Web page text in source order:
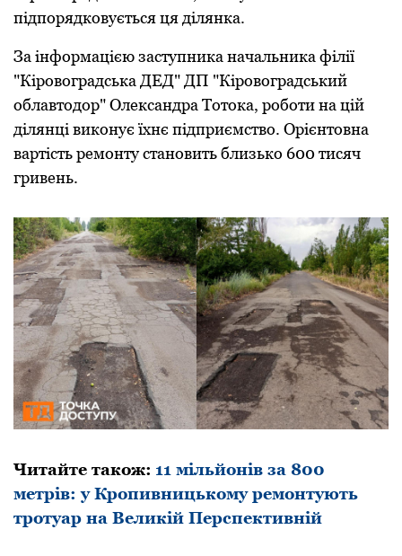
підпорядковується ця ділянка.
За інформацією заступника начальника філії
"Кіровоградська ДЕД" ДП "Кіровоградський
облавтодор" Олександра Тотока, роботи на цій
ділянці виконує їхнє підприємство. Орієнтовна
вартість ремонту становить близько 600 тисяч
гривень.
Читайте також: 11 мільйонів за 800
метрів: у Кропивницькому ремонтують
тротуар на Великій Перспективній